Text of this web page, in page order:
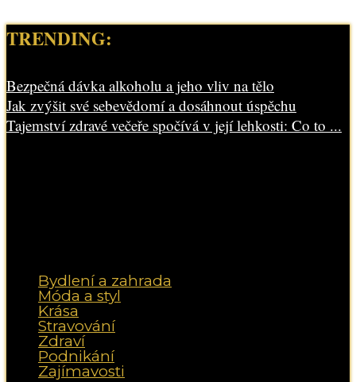
TRENDING:
Bezpečná dávka alkoholu a jeho vliv na tělo
Jak zvýšit své sebevědomí a dosáhnout úspěchu
Tajemství zdravé večeře spočívá v její lehkosti: Co to ...
Bydlení a zahrada
Móda a styl
Krása
Stravování
Zdraví
Podnikání
Zajímavosti